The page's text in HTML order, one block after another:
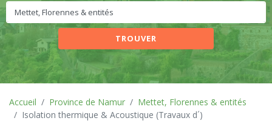
TROUVER
Accueil Province de Namur
Mettet, Florennes & entités
Isolation thermique & Acoustique (Travaux d´)